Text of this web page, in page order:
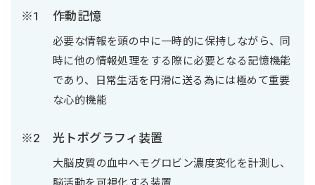
作動記憶
必要な情報を頭の中に一時的に保持しながら、同
時に他の情報処理をする際に必要となる記憶機能
であり、日常生活を円滑に送る為には極めて重要
な心的機能
光トポグラフィ装置
大脳皮質の血中ヘモグロビン濃度変化を計測し、